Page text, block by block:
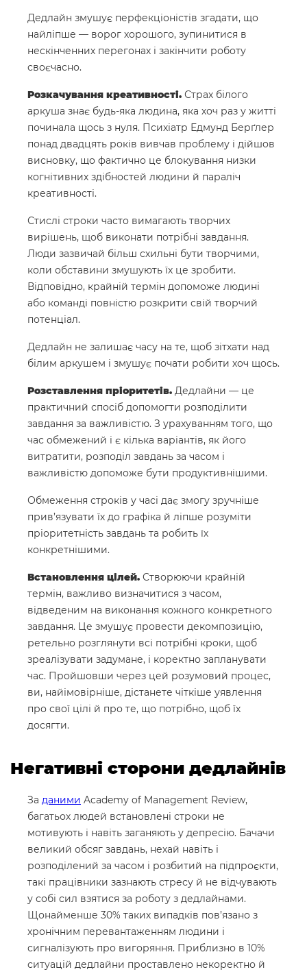
Дедлайн змушує перфекціоністів згадати, що
найліпше — ворог хорошого, зупинитися в
нескінченних перегонах і закінчити роботу
своєчасно.
Розкачування креативності. Страх білого
аркуша знає будь-яка людина, яка хоч раз у житті
починала щось з нуля. Психіатр Едмунд Берґлер
понад двадцять років вивчав проблему і дійшов
висновку, що фактично це блокування низки
когнітивних здібностей людини й параліч
креативності.
Стислі строки часто вимагають творчих
вирішень, щоб виконати потрібні завдання.
Люди зазвичай більш схильні бути творчими,
коли обставини змушують їх це зробити.
Відповідно, крайній термін допоможе людині
або команді повністю розкрити свій творчий
потенціал.
Дедлайн не залишає часу на те, щоб зітхати над
білим аркушем і змушує почати робити хоч щось.
Розставлення пріоритетів. Дедлайни — це
практичний спосіб допомогти розподілити
завдання за важливістю. З урахуванням того, що
час обмежений і є кілька варіантів, як його
витратити, розподіл завдань за часом і
важливістю допоможе бути продуктивнішими.
Обмеження строків у часі дає змогу зручніше
прив’язувати їх до графіка й ліпше розуміти
пріоритетність завдань та робить їх
конкретнішими.
Встановлення цілей. Створюючи крайній
термін, важливо визначитися з часом,
відведеним на виконання кожного конкретного
завдання. Це змушує провести декомпозицію,
ретельно розглянути всі потрібні кроки, щоб
зреалізувати задумане, і коректно запланувати
час. Пройшовши через цей розумовий процес,
ви, найімовірніше, дістанете чіткіше уявлення
про свої цілі й про те, що потрібно, щоб їх
досягти.
Негативні сторони дедлайнів
За даними Academy of Management Review,
багатьох людей встановлені строки не
мотивують і навіть заганяють у депресію. Бачачи
великий обсяг завдань, нехай навіть і
розподілений за часом і розбитий на підпроєкти,
такі працівники зазнають стресу й не відчувають
у собі сил взятися за роботу з дедлайнами.
Щонайменше 30% таких випадків пов’язано з
хронічним перевантаженням людини і
сигналізують про вигоряння. Приблизно в 10%
ситуацій дедлайни проставлено некоректно й